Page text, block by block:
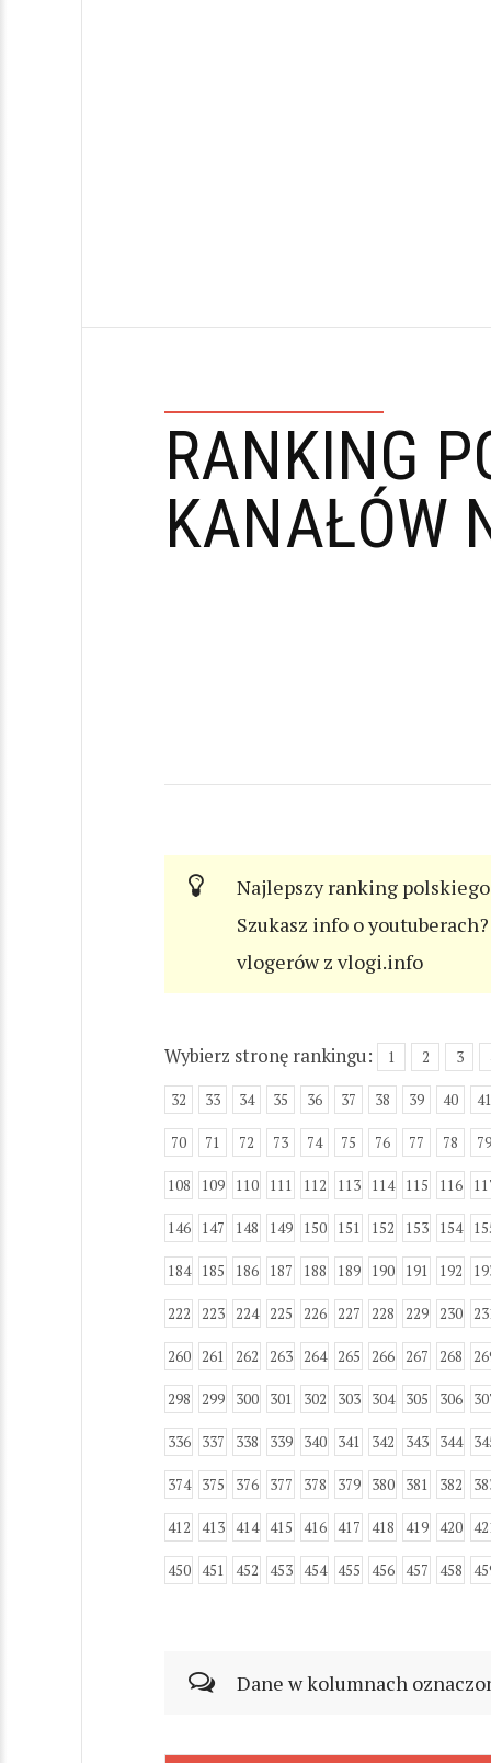
RANKING
KANAŁÓW
Najlepszy ranking
Szukasz info o
vlogerów z vlogi.info
Wybierz stronę rankingu: 1 2 3
32 33 34 35 36 37 38 39 40 41
70 71 72 73 74 75 76 77 78 79
108 109 110 111 112 113 114 115 116
146 147 148 149 150 151 152 153 154
184 185 186 187 188 189 190 191 192
222 223 224 225 226 227 228 229 230
260 261 262 263 264 265 266 267 268
298 299 300 301 302 303 304 305 306
336 337 338 339 340 341 342 343 344
374 375 376 377 378 379 380 381 382
412 413 414 415 416 417 418 419 420
450 451 452 453 454 455 456 457 458
Dane w kolumnach